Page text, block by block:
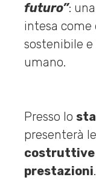
futuro”:
intesa come
sostenibile
umano.
Presso lo
presenterà
costruttive
prestazioni.